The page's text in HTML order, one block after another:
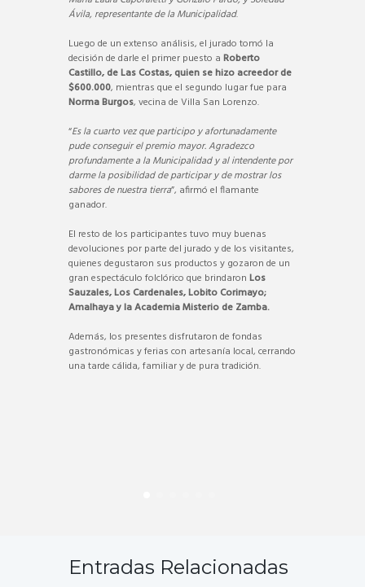
Ávila, representante de la Municipalidad.
Luego de un extenso análisis, el jurado tomó la
decisión de darle el primer puesto a Roberto
Castillo, de Las Costas, quien se hizo acreedor de
$600.000, mientras que el segundo lugar fue para
Norma Burgos, vecina de Villa San Lorenzo.
“Es la cuarto vez que participo y afortunadamente
pude conseguir el premio mayor. Agradezco
profundamente a la Municipalidad y al intendente por
darme la posibilidad de participar y de mostrar los
sabores de nuestra tierra”, afirmó el flamante
ganador.
El resto de los participantes tuvo muy buenas
devoluciones por parte del jurado y de los visitantes,
quienes degustaron sus productos y gozaron de un
gran espectáculo folclórico que brindaron Los
Sauzales, Los Cardenales, Lobito Corimayo;
Amalhaya y la Academia Misterio de Zamba.
Además, los presentes disfrutaron de fondas
gastronómicas y ferias con artesanía local, cerrando
una tarde cálida, familiar y de pura tradición.
Entradas Relacionadas